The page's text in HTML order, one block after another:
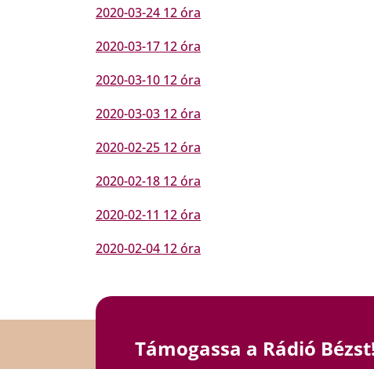
2020-03-24 12 óra
2020-03-17 12 óra
2020-03-10 12 óra
2020-03-03 12 óra
2020-02-25 12 óra
2020-02-18 12 óra
2020-02-11 12 óra
2020-02-04 12 óra
Támogassa a Rádió